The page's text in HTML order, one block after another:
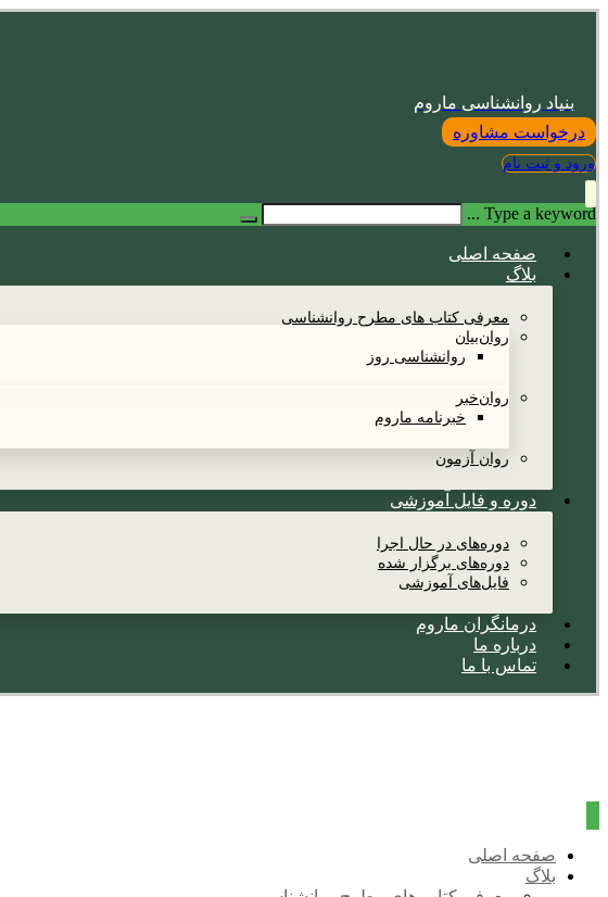
بنیاد روانشناسی ماروم
درخواست مشاوره
ورود و ثبت نام
Type a keyword ...
صفحه اصلی
بلاگ
معرفی کتاب های مطرح روانشناسی
روان‌بیان
روانشناسی روز
روان‌خبر
خبرنامه ماروم
روان آزمون
دوره و فایل آموزشی
دوره‌های در حال اجرا
دوره‌های برگزار شده
فایل‌های آموزشی
درمانگران ماروم
درباره ما
تماس با ما
صفحه اصلی
بلاگ